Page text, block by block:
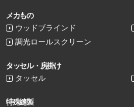
メカもの
ウッドブラインド
調光ロールスクリーン
タッセル・房掛け
タッセル
特殊縫製